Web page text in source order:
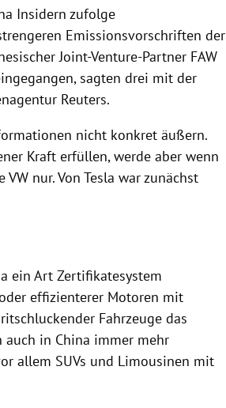
Insidern zufolge
Emissionsvorschriften der
Joint-Venture-Partner FAW
sagten drei mit der
Reuters.
nicht konkret äußern.
Kraft erfüllen, werde aber wenn
nur. Von Tesla war zunächst
ein Art Zertifikatesystem
effizienterer Motoren mit
Fahrzeuge das
auch in China immer mehr
allem SUVs und Limousinen mit